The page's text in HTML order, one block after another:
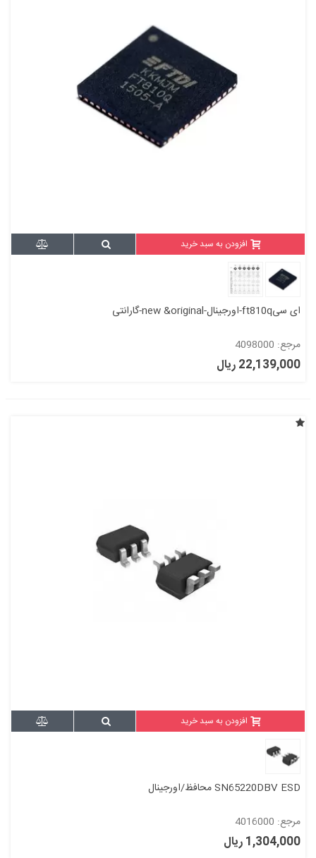
افزودن به سبد خرید
ای سیft810q-اورجینال-new &original-گارانتی
مرجع: 4098000
22,139,000 ریال
افزودن به سبد خرید
SN65220DBV ESD محافظ/اورجینال
مرجع: 4016000
1,304,000 ریال